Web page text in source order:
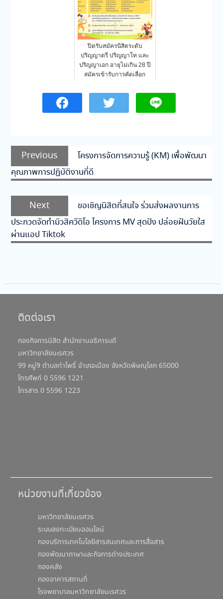
ปิดรับสมัครนิสิตระดับ
ปริญญาตรี ปริญญาโท และ
ปริญญาเอก อายุไม่เกิน 28 ปี
สมัครเข้ารับการคัดเลือก
แนะแนว
เรื่อง
Previous
Previous
post:
โครงการจัดการความรู้ (KM) เพื่อพัฒนา
คุณภาพการปฏิบัติงานที่ดี
Next
Next
post:
ขอเชิญนิสิตที่สนใจ ร่วมส่งผลงานการ
ประกวดจัดทำมิวสิควีดิโอ โครงการ MV สุดปัง ปล่อยฝันวัยใส
ผ่านแอป Tiktok
ติดต่อเรา
กองกิจการนิสิต สำนักงานอธิการบดี
มหาวิทยาลัยนเรศวร
99 หมู่9 ตำบลท่าโพธิ์ อำเภอเมือง จังหวัดพิษณุโลก 65000
โทรศัพท์ 0 5596 1221
โทรสาร 0 5596 1223
หน่วยงานที่เกี่ยวข้อง
มหาวิทยาลัยนเรศวร
ระบบลงทะเบียนออนไลน์
กองบริการเทคโนโลยีสารสนเทศและการสื่อสาร
กองพัฒนาภาษาและกิจการต่างประเทศ
กองคลัง
กองอาคารสถานที่
โรงพยาบาลมหาวิทยาลัยนเรศวร